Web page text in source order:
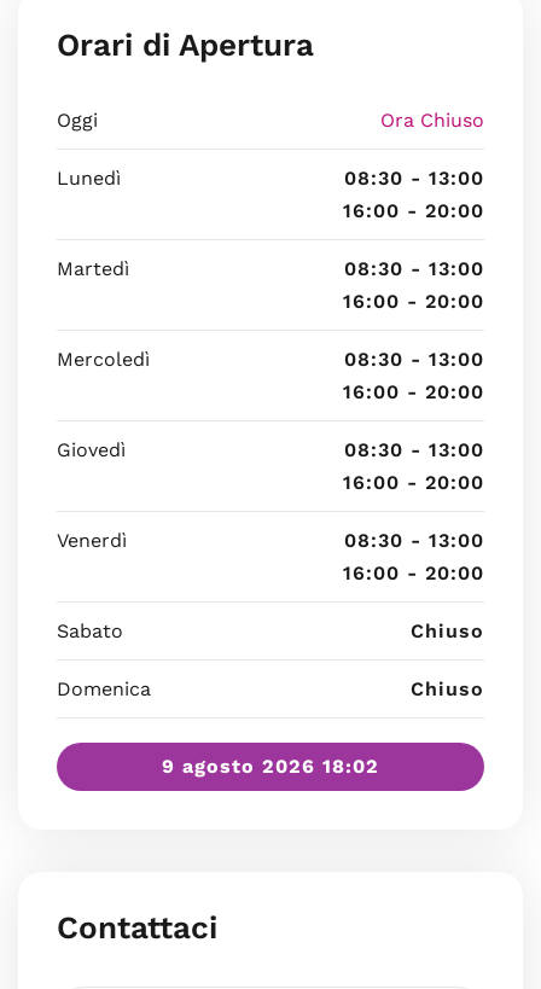
Orari di Apertura
Oggi Ora Chiuso
Lunedì
08:30 - 13:00
16:00 - 20:00
Martedì
08:30 - 13:00
16:00 - 20:00
Mercoledì
08:30 - 13:00
16:00 - 20:00
Giovedì
08:30 - 13:00
16:00 - 20:00
Venerdì
08:30 - 13:00
16:00 - 20:00
Sabato Chiuso
Domenica Chiuso
9 agosto 2026 18:02
Contattaci